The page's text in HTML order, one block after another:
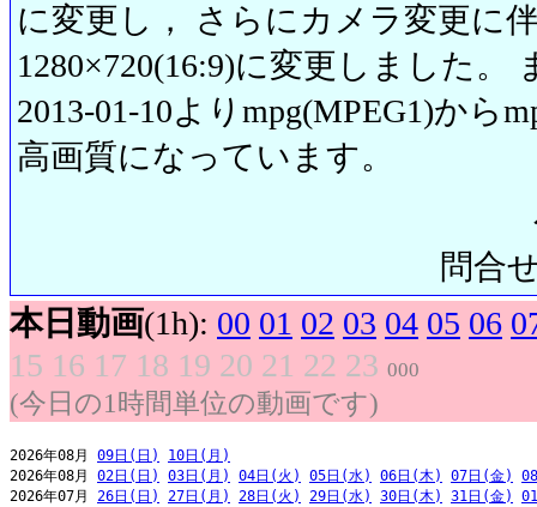
に変更し， さらにカメラ変更に
1280×720(16:9)に変更しました。
2013-01-10よりmpg(MPEG1)から
高画質になっています。
問合
本日動画(1h): 00 01 02 03 04 05 06
15 16 17 18 19 20 21 22 23 000
(今日の1時間単位の動画です)
2026年08月 09日(日)
10日(月)
2026年08月 02日(日) 03日(月) 04日(火) 05日(水) 06日(木) 07日(金)
2026年07月 26日(日) 27日(月) 28日(火) 29日(水) 30日(木) 31日(金)